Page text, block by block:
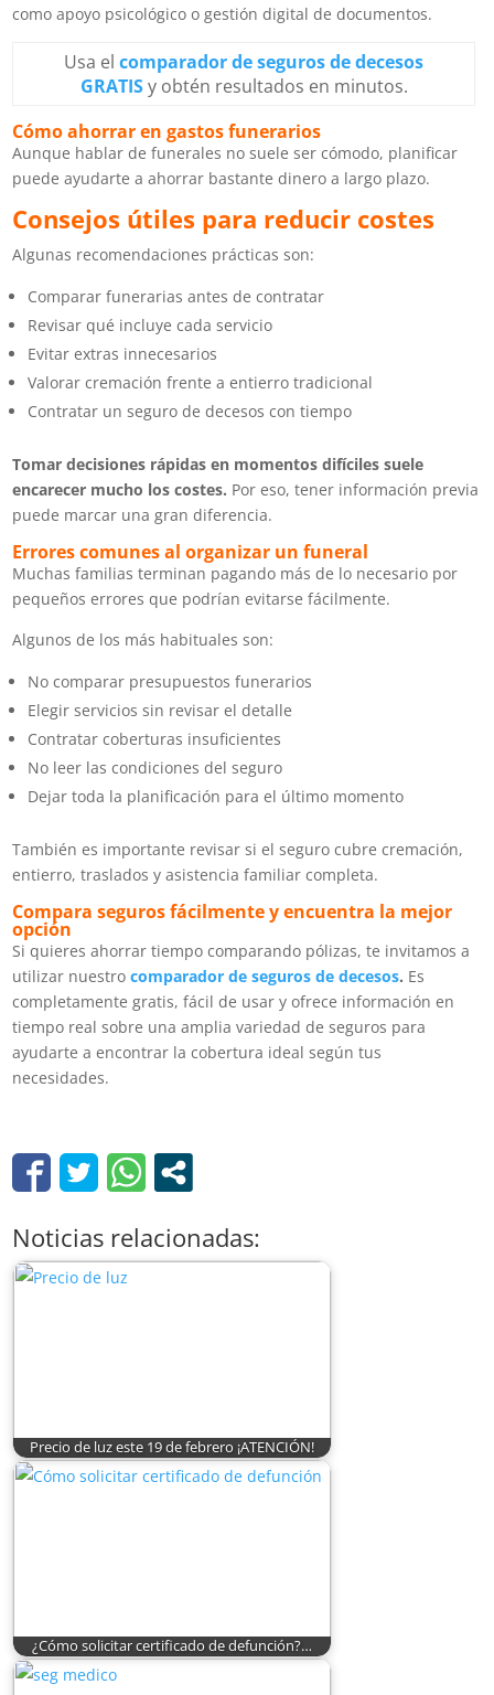
como apoyo psicológico o gestión digital de documentos.
Usa elcomparador de seguros de decesos
GRATISy obtén resultados en minutos.
Cómo ahorrar en gastos funerarios
Aunque hablar de funerales no suele ser cómodo, planificar
puede ayudarte a ahorrar bastante dinero a largo plazo.
Consejos útiles para reducir costes
Algunas recomendaciones prácticas son:
Comparar funerarias antes de contratar
Revisar qué incluye cada servicio
Evitar extras innecesarios
Valorar cremación frente a entierro tradicional
Contratar un seguro de decesos con tiempo
Tomar decisiones rápidas en momentos difíciles suele
encarecer mucho los costes. Por eso, tener información previa
puede marcar una gran diferencia.
Errores comunes al organizar un funeral
Muchas familias terminan pagando más de lo necesario por
pequeños errores que podrían evitarse fácilmente.
Algunos de los más habituales son:
No comparar presupuestos funerarios
Elegir servicios sin revisar el detalle
Contratar coberturas insuficientes
No leer las condiciones del seguro
Dejar toda la planificación para el último momento
También es importante revisar si el seguro cubre cremación,
entierro, traslados y asistencia familiar completa.
Compara seguros fácilmente y encuentra la mejor
opción
Si quieres ahorrar tiempo comparando pólizas, te invitamos a
utilizar nuestrocomparador de seguros de decesos. Es
completamente gratis, fácil de usar y ofrece información en
tiempo real sobre una amplia variedad de seguros para
ayudarte a encontrar la cobertura ideal según tus
necesidades.
Noticias relacionadas:
Precio de luz este 19 de febrero ¡ATENCIÓN!
¿Cómo solicitar certificado de defunción?…